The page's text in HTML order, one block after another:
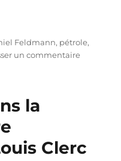
Feldmann, pétrole,
un commentairesur
mondiale,
de
la
Clerc